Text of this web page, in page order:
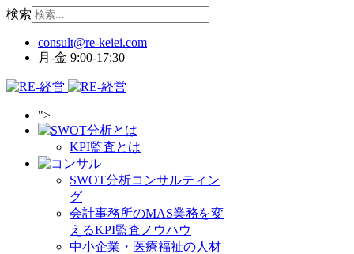
検索
月-金 9:00-17:30
">
KPI監査とは
SWOT分析コンサルティン
グ
会計事務所のMAS業務を変
えるKPI監査ノウハウ
中小企業・医療福祉の人材